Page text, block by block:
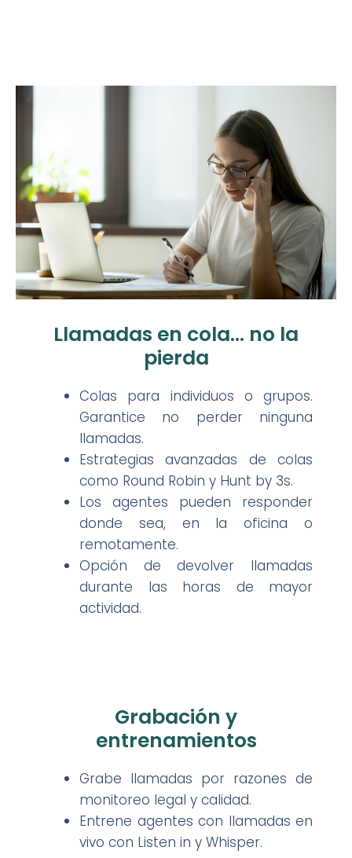
Llamadas en cola… no la
pierda
Colas para individuos o grupos.
Garantice no perder ninguna
llamadas.
Estrategias avanzadas de colas
como Round Robin y Hunt by 3s.
Los agentes pueden responder
donde sea, en la oficina o
remotamente.
Opción de devolver llamadas
durante las horas de mayor
actividad.
Grabación y
entrenamientos
Grabe llamadas por razones de
monitoreo legal y calidad.
Entrene agentes con llamadas en
vivo con Listen in y Whisper.